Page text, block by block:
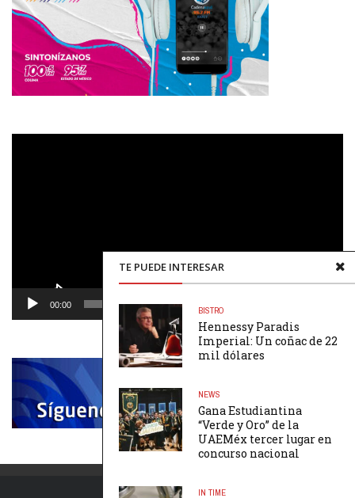
TE PUEDE INTERESAR
BISTRO
Hennessy Paradis
Imperial: Un coñac de 22
mil dólares
NEWS
Gana Estudiantina
“Verde y Oro” de la
UAEMéx tercer lugar en
concurso nacional
IN TIME
00:00